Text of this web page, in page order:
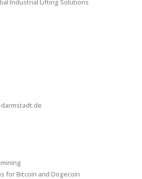
Industrial Lifting Solutions
for Bitcoin and Dogecoin